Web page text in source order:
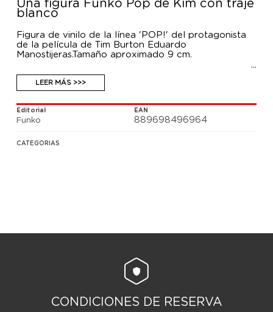
Una figura Funko Pop de Kim con traje
blanco
Figura de vinilo de la línea 'POP!' del protagonista
de la película de Tim Burton Eduardo
Manostijeras.Tamaño aproximado 9 cm.
LEER MÁS >>>
Editorial
Funko
EAN
889698496964
CATEGORIAS
CONDICIONES DE RESERVA